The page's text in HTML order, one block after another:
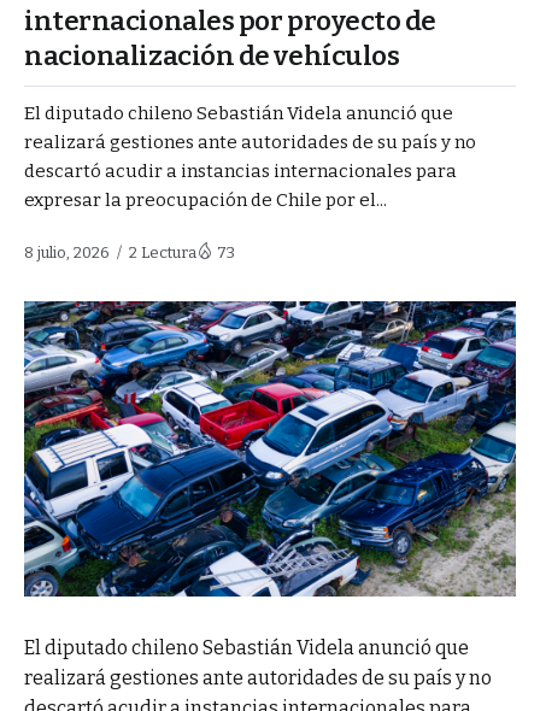
internacionales por proyecto de
nacionalización de vehículos
El diputado chileno Sebastián Videla anunció que
realizará gestiones ante autoridades de su país y no
descartó acudir a instancias internacionales para
expresar la preocupación de Chile por el...
8 julio, 2026 2 Lectura 73
El diputado chileno Sebastián Videla anunció que
realizará gestiones ante autoridades de su país y no